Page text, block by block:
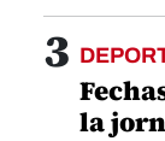
3
la